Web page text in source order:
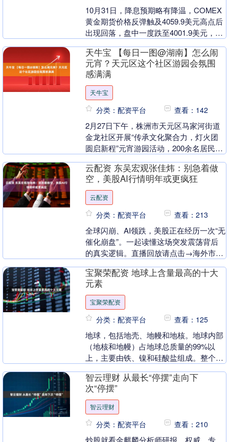
10月31日，降息预期略有降温，COMEX
黄金期货价格反弹触及4059.9美元高点后
出现回落，盘中一度跌至4001.9美元，目
天牛宝 【每日一图@湖南】怎么闹
元宵？天元区这个社区游园会氛围
感满满
天牛宝
分类：配资平台 查看：142
2月27日下午，株洲市天元区马家河街道
金龙社区开展“传承文化聚合力，灯火团
圆启新程”元宵游园活动，200余名居民欢
体验，及猜....
云配资 东吴宏观张佳炜：别急着做
空，美股AI行情明年或更疯狂
云配资
分类：配资平台 查看：213
全球闪崩、AI领跌，美股正在经历一次“无
催化崩盘”。一起读懂这场突发震荡背后
的真实逻辑。直播回放请点击→海外市
场“闪崩”....
宝聚荣配资 地球上含量最高的十大
元素
宝聚荣配资
分类：配资平台 查看：125
地球，包括地壳、地幔和地核。地球内部
（地核和地幔）占地球总质量的99%以
上，主要由铁、镍和硅酸盐组成。整个地
（Fe）‌：约....
智云理财 从最长“停摆”走向下
次“停摆”
智云理财
分类：配资平台 查看：210
炒股就看金麒麟分析师研报，权威，专